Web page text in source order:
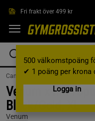
Fri frakt över 499 kr
500 välkomstpoäng
✔ 1 poäng per krona
Logga in
Campaigns / Outlet / Outlet
Venum x Ilia
Black/Gold, XL
Venum